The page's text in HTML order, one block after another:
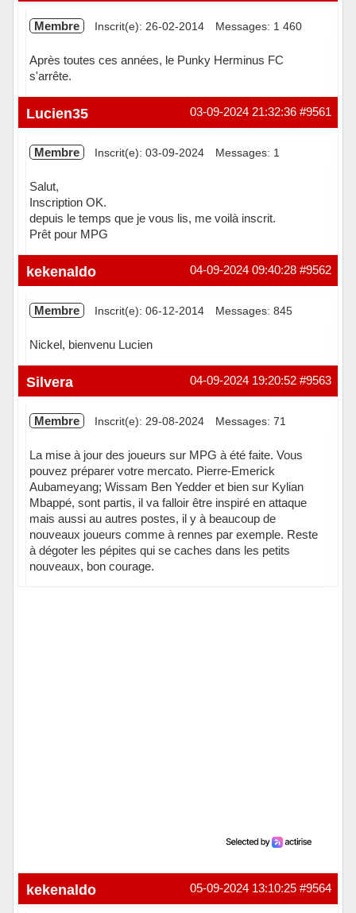
Membre Inscrit(e): 26-02-2014 Messages: 1 460
Après toutes ces années, le Punky Herminus FC
s'arrête.
Hors ligne #9561
03-09-2024 21:32:36
Lucien35
Membre Inscrit(e): 03-09-2024 Messages: 1
Salut,
Inscription OK.
depuis le temps que je vous lis, me voilà inscrit.
Prêt pour MPG
Hors ligne #9562
04-09-2024 09:40:28
kekenaldo
Membre Inscrit(e): 06-12-2014 Messages: 845
Nickel, bienvenu Lucien
Hors ligne #9563
04-09-2024 19:20:52
Silvera
Membre Inscrit(e): 29-08-2024 Messages: 71
La mise à jour des joueurs sur MPG à été faite. Vous
pouvez préparer votre mercato. Pierre-Emerick
Aubameyang; Wissam Ben Yedder et bien sur Kylian
Mbappé, sont partis, il va falloir être inspiré en attaque
mais aussi au autres postes, il y à beaucoup de
nouveaux joueurs comme à rennes par exemple. Reste
à dégoter les pépites qui se caches dans les petits
nouveaux, bon courage.
#9564
05-09-2024 13:10:25
kekenaldo